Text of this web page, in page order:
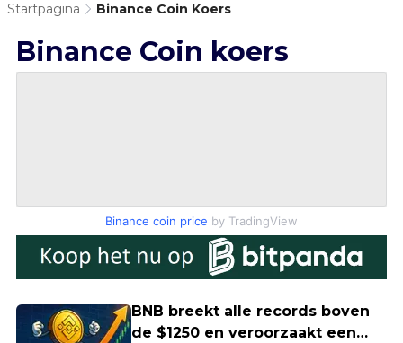
Startpagina Binance Coin Koers
Binance Coin koers
Binance coin price by TradingView
BNB breekt alle records boven
de $1250 en veroorzaakt een